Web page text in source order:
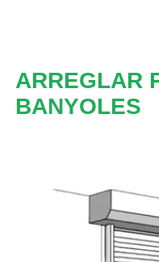
ARREGLAR
BANYOLES